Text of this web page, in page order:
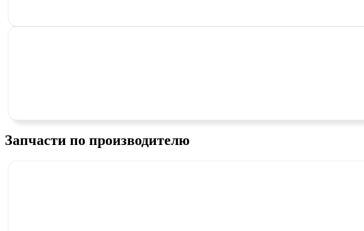
Запчасти по производителю